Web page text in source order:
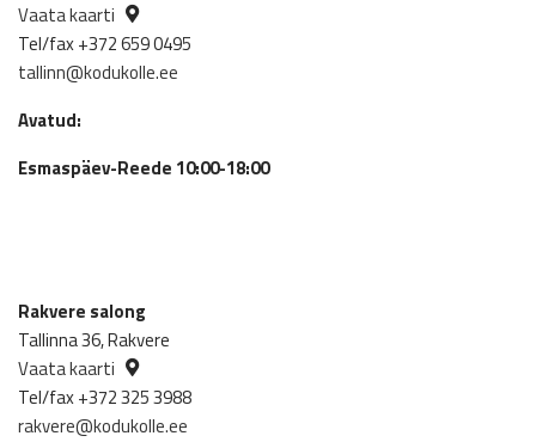
Vaata kaarti
Tel/fax +372 659 0495
tallinn@kodukolle.ee
Avatud:
Esmaspäev-Reede 10:00-18:00
Rakvere salong
Tallinna 36, Rakvere
Vaata kaarti
Tel/fax +372 325 3988
rakvere@kodukolle.ee